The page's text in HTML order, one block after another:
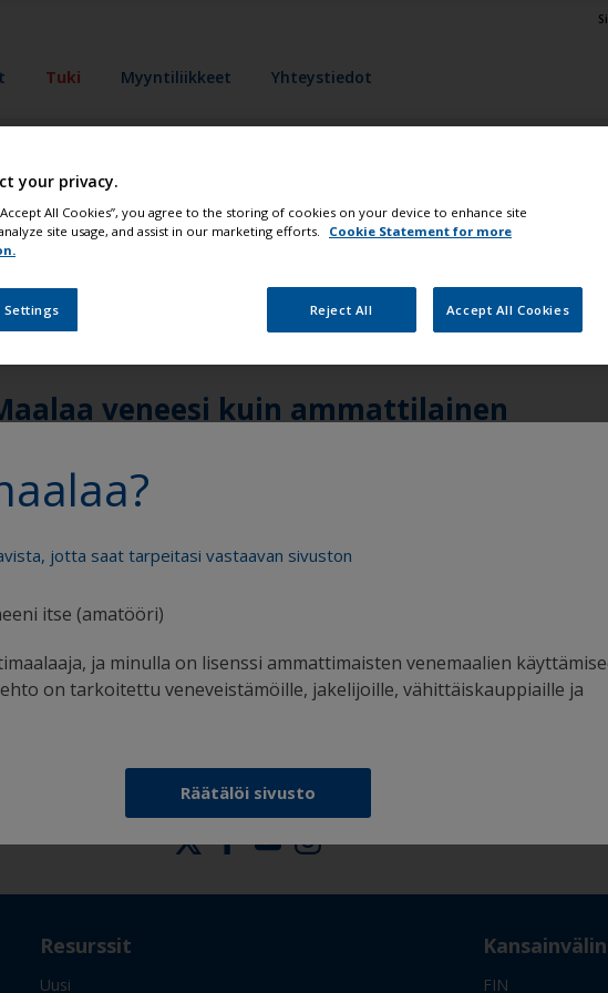
Tuki Myyntiliikkeet Yhteystiedot
minkä maalausjärjestelmän valitset.
jotta saat tarpeitasi vastaavan sivuston
itse (amatööri)
ja minulla on lisenssi ammattimaisten venemaalien
on tarkoitettu veneveistämöille, jakelijoille, vähittäiskauppiaille ja
Räätälöi sivusto
veneesi kuin ammattilainen
Saat kaiken tuen, jota tarvitset varmaan
Hyödy
Seuraa Internationalia:
Resurssit
Uusi FIN
your privacy.
All Cookies”, you agree to the storing of cookies on your device to enhance site
site usage, and assist in our marketing efforts.
Cookie Statement for more
Settings Reject All Accept All Cookies